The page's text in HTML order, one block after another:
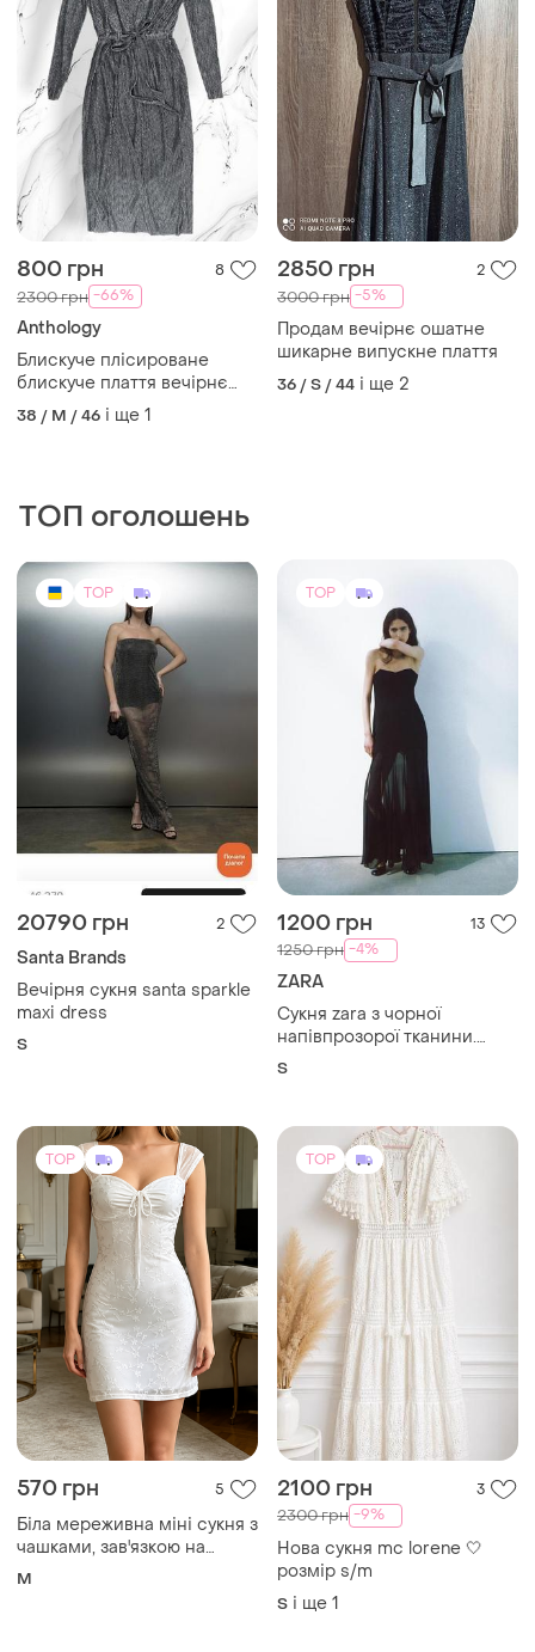
800 грн 8
2300 грн -66%
Anthology
Блискуче плісироване
блискуче плаття вечірнє
ошатне
38 / M / 46 і ще 1
2850 грн 2
3000 грн -5%
Продам вечірнє ошатне
шикарне випускне плаття
36 / S / 44 і ще 2
ТОП оголошень
TOP
20790 грн 2
Santa Brands
Вечірня сукня santa sparkle
maxi dress
S
TOP
1200 грн 13
1250 грн -4%
ZARA
Сукня zara з чорної
напівпрозорої тканини.
виріз у формі серця,
асиметричний низ із
розрізами.
S
TOP
570 грн 5
Біла мереживна міні сукня з
чашками, зав'язкою на
грудях та прозорими
M
TOP
2100 грн 3
2300 грн -9%
Нова сукня mc lorene 🤍
розмір s/m
S і ще 1